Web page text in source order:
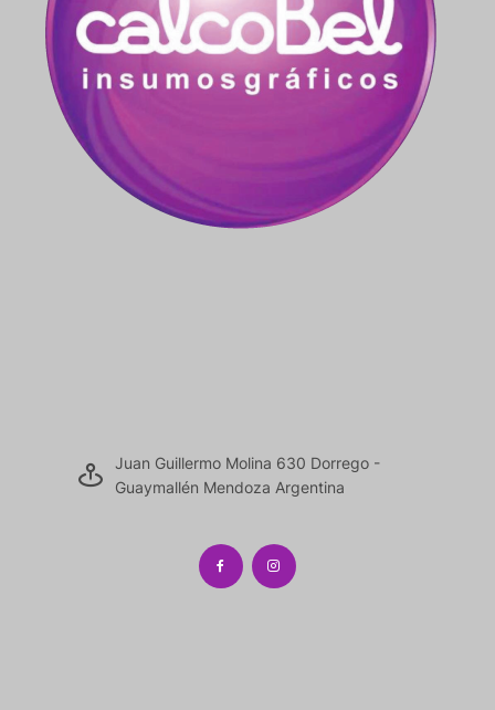
Juan Guillermo Molina 630 Dorrego -
Guaymallén Mendoza Argentina